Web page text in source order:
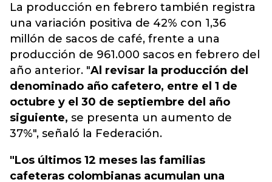
La producción en febrero también registra
una variación positiva de 42% con 1,36
millón de sacos de café, frente a una
producción de 961.000 sacos en febrero del
año anterior. "Al revisar la producción del
denominado año cafetero, entre el 1 de
octubre y el 30 de septiembre del año
siguiente, se presenta un aumento de
37%", señaló la Federación.
"Los últimos 12 meses las familias
cafeteras colombianas acumulan una